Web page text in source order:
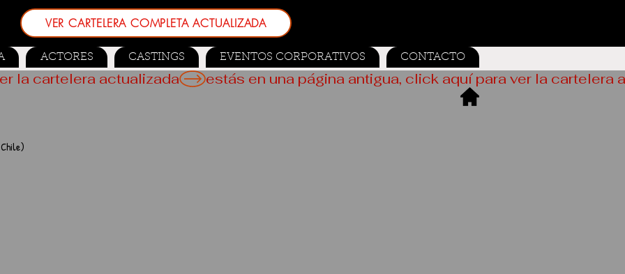
VER CARTELERA COMPLETA ACTUALIZADA
ACTORES CASTINGS EVENTOS CORPORATIVOS CONTACTO
la cartelera actualizada